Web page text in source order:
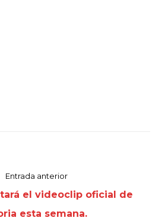
Entrada anterior
el videoclip oficial de
esta semana.